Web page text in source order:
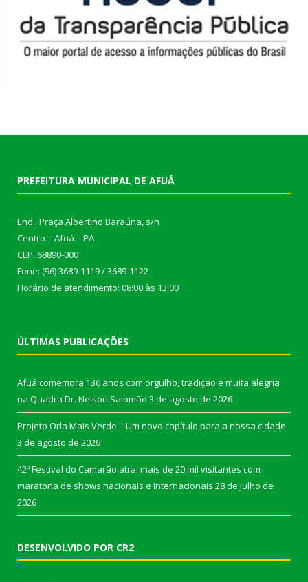
PREFEITURA MUNICIPAL DE AFUÁ
End.: Praça Albertino Baraúna, s/n
Centro – Afuá – PA
CEP: 68890-000
Fone: (96) 3689-1119 / 3689-1122
Horário de atendimento: 08:00 às 13:00
ÚLTIMAS PUBLICAÇÕES
Afuá comemora 136 anos com orgulho, tradição e muita alegria
na Quadra Dr. Nelson Salomão 3 de agosto de 2026
Projeto Orla Mais Verde – Um novo capítulo para a nossa cidade
3 de agosto de 2026
42º Festival do Camarão atrai mais de 20 mil visitantes com
maratona de shows nacionais e internacionais 28 de julho de
2026
DESENVOLVIDO POR CR2